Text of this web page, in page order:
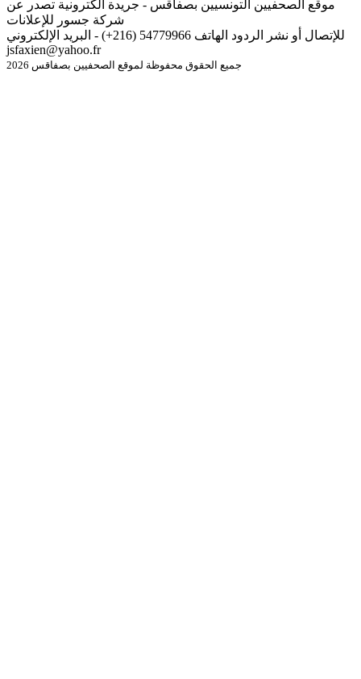
موقع الصحفيين التونسيين بصفاقس - جريدة الكترونية تصدر عن
شركة جسور للإعلانات
للإتصال أو نشر الردود الهاتف 54779966 (216+) - البريد الإلكتروني
jsfaxien@yahoo.fr
جميع الحقوق محفوظة لموقع الصحفيين بصفاقس 2026